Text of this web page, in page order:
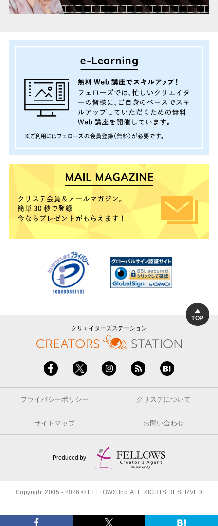
TOP
クリエイターズステーション
プライバシーポリシー クリステについて
サイトマップ お問い合わせ
Produced by
Copyright 2005 - 2026 © FELLOWS Inc. ALL RIGHTS RESERVED